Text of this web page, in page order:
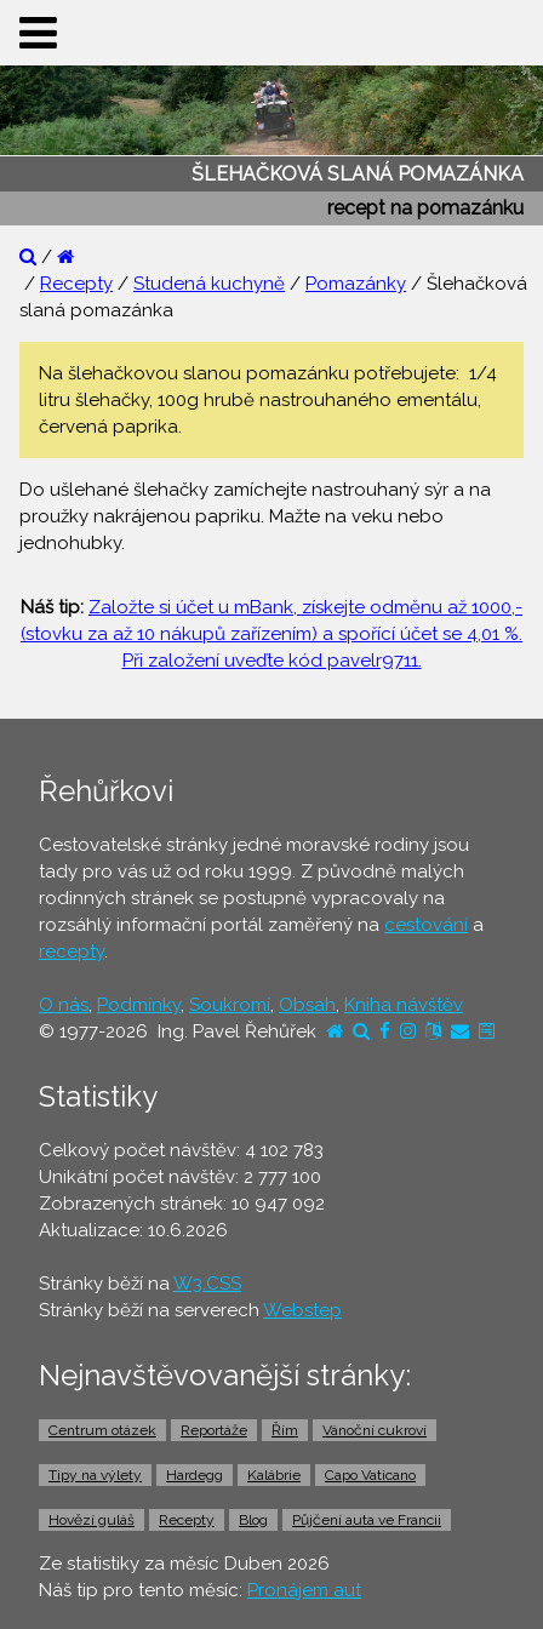
ŠLEHAČKOVÁ SLANÁ POMAZÁNKA
recept na pomazánku
/
/ Recepty / Studená kuchyně / Pomazánky / Šlehačková
slaná pomazánka
Na šlehačkovou slanou pomazánku potřebujete: 1/4
litru šlehačky, 100g hrubě nastrouhaného ementálu,
červená paprika.
Do ušlehané šlehačky zamíchejte nastrouhaný sýr a na
proužky nakrájenou papriku. Mažte na veku nebo
jednohubky.
Náš tip: Založte si účet u mBank, získejte odměnu až 1000,-
(stovku za až 10 nákupů zařízením) a spořící účet se 4,01 %.
Při založení uveďte kód pavelr9711.
Řehůřkovi
Cestovatelské stránky jedné moravské rodiny jsou
tady pro vás už od roku 1999. Z původně malých
rodinných stránek se postupně vypracovaly na
rozsáhlý informační portál zaměřený na cestování a
recepty.
O nás, Podmínky, Soukromí, Obsah, Kniha návštěv
© 1977-2026 Ing. Pavel Řehůřek
Statistiky
Celkový počet návštěv: 4 102 783
Unikátní počet návštěv: 2 777 100
Zobrazených stránek: 10 947 092
Aktualizace: 10.6.2026
Stránky běží naW3.CSS
Stránky běží na serverech Webstep
Nejnavštěvovanější stránky:
Centrum otázek Reportáže Řím Vánoční cukroví
Tipy na výlety Hardegg Kalábrie Capo Vaticano
Hovězí guláš Recepty Blog Půjčení auta ve Francii
Ze statistiky za měsíc Duben 2026
Náš tip pro tento měsíc: Pronájem aut